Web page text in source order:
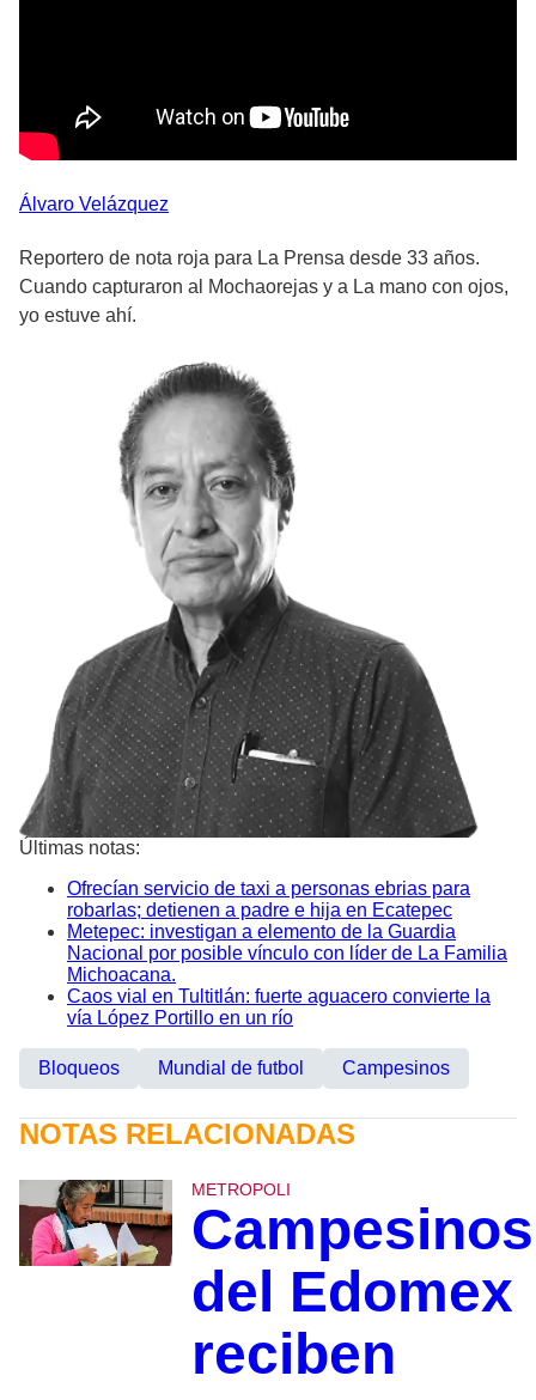
Álvaro Velázquez
Reportero de nota roja para La Prensa desde 33 años.
Cuando capturaron al Mochaorejas y a La mano con ojos,
yo estuve ahí.
Últimas notas:
Ofrecían servicio de taxi a personas ebrias para
robarlas; detienen a padre e hija en Ecatepec
Metepec: investigan a elemento de la Guardia
Nacional por posible vínculo con líder de La Familia
Michoacana.
Caos vial en Tultitlán: fuerte aguacero convierte la
vía López Portillo en un río
Bloqueos Mundial de futbol Campesinos
NOTAS RELACIONADAS
METROPOLI
Campesinos
del Edomex
reciben